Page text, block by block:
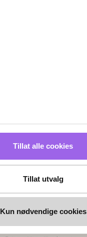
Tillat alle cookies
Tillat utvalg
Kun nødvendige cookies
Betalingsmetoder